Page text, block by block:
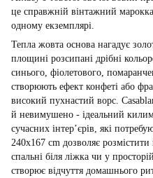
це справжній вінтажний
одному екземплярі.
Тепла жовта основа нагадує
площині розсипані дрібні
синього, фіолетового,
створюють ефект конфеті або
високий пухнастий ворс.
й невимушено - ідеальний
сучасних інтер’єрів, які
240x167 cm дозволяє
спальні біля ліжка чи у
створює відчуття домашнього